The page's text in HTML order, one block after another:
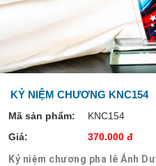
KỶ NIỆM CHƯƠNG KNC154
Mã sản phẩm:
KNC154
Giá:
370.000 đ
Kỷ niệm chương pha lê Ánh